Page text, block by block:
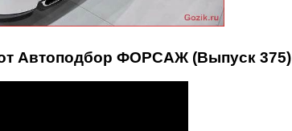
Автоподбор ФОРСАЖ (Выпуск 375)